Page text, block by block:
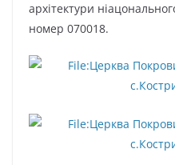
архітектури
номер 070018.